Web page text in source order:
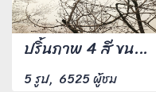
ปริ้นภาพ 4 สี ขนาด A4 จำนวน 1,000 แผ่น
5 รูป, 6525 ผู้ชม